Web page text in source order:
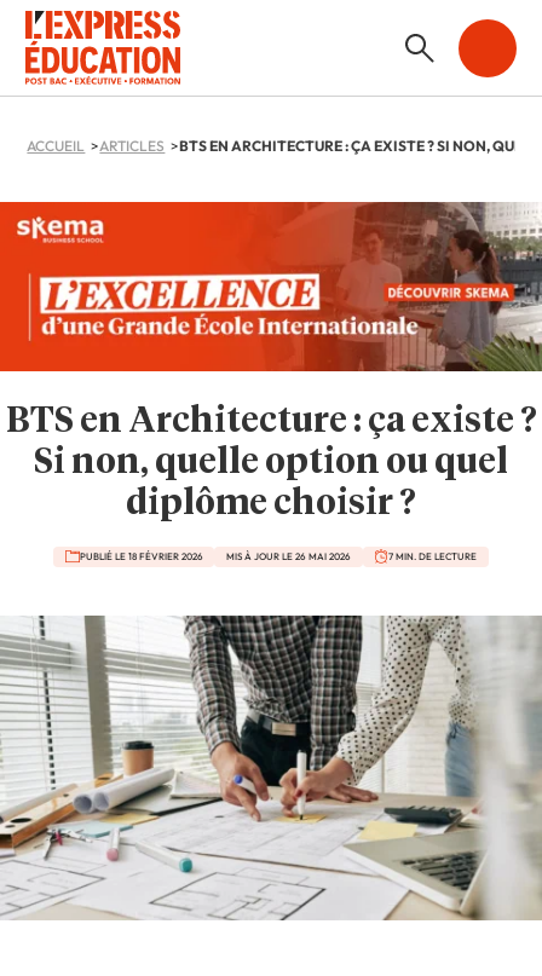
ACCUEIL ARTICLES
BTS en Architecture : ça existe ?
Si non, quelle option ou quel
diplôme choisir ?
PUBLIÉ LE 18 FÉVRIER 2026 MIS À JOUR LE 26 MAI 2026 7 MIN. DE LECTURE